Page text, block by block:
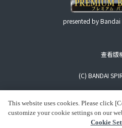
presented by
查看版
(C) BANDAI
This website uses cookies. Please click
customize your cookie settings on our
Cookie